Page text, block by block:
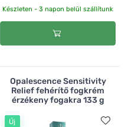
Készleten - 3 napon belül szállítunk
Opalescence Sensitivity
Relief fehérítő fogkrém
érzékeny fogakra 133 g
Új